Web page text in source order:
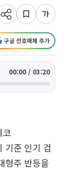
구글 선호매체 추가
00:00 / 03:20
코
기준 인기 검
형주 반등을